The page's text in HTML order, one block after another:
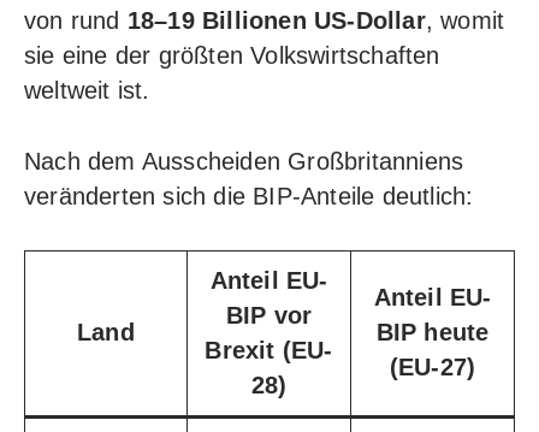
von rund 18–19 Billionen US-Dollar, womit
sie eine der größten Volkswirtschaften
weltweit ist.
Nach dem Ausscheiden Großbritanniens
veränderten sich die BIP-Anteile deutlich:
Land
Anteil EU-
BIP vor
Brexit (EU-
28)
Anteil EU-
BIP heute
(EU-27)